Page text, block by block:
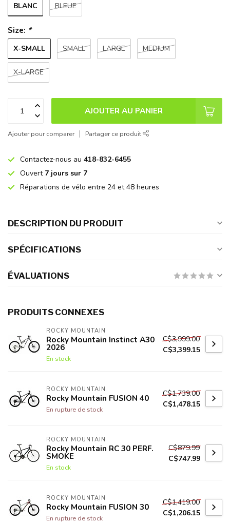
BLANC BLEUE
Size: *
X-SMALL SMALL LARGE MEDIUM
X-LARGE
AJOUTER AU PANIER
Ajouter pour comparer Partager ce produit
Contactez-nous au 418-832-6455
Ouvert 7 jours sur 7
Réparations de vélo entre 24 et 48 heures
DESCRIPTION DU PRODUIT
SPÉCIFICATIONS
ÉVALUATIONS
PRODUITS CONNEXES
ROCKY MOUNTAIN
Rocky Mountain Instinct A30
2026
En stock
C$3,999.00
C$3,399.15
ROCKY MOUNTAIN
Rocky Mountain FUSION 40
En rupture de stock
C$1,739.00
C$1,478.15
ROCKY MOUNTAIN
Rocky Mountain RC 30 PERF.
SMOKE
En stock
C$879.99
C$747.99
ROCKY MOUNTAIN
Rocky Mountain FUSION 30
En rupture de stock
C$1,419.00
C$1,206.15